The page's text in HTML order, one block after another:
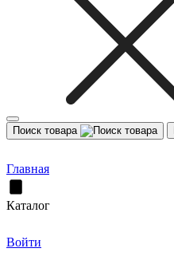
Поиск товара
Главная
Каталог
Войти